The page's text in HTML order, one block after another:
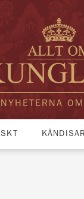
KÄNDISAR